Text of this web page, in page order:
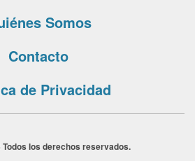
Somos
Contacto
de Privacidad
Todos los derechos reservados.